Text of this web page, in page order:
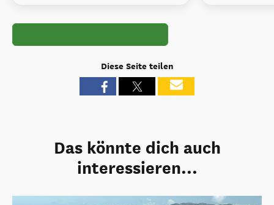
Diese Seite teilen
Das könnte dich auch
interessieren...